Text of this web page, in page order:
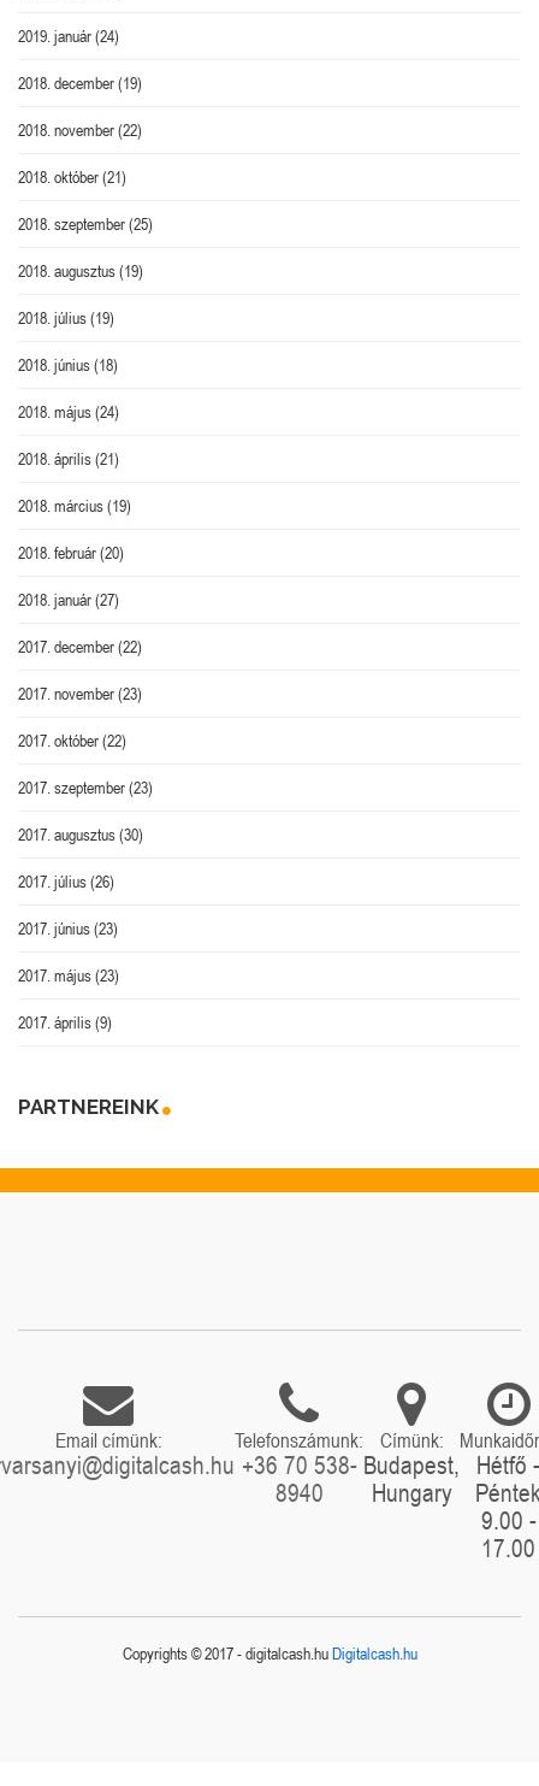
2019. január(24)
2018. december(19)
2018. november(22)
2018. október(21)
2018. szeptember(25)
2018. augusztus(19)
2018. július(19)
2018. június(18)
2018. május(24)
2018. április(21)
2018. március(19)
2018. február(20)
2018. január(27)
2017. december(22)
2017. november(23)
2017. október(22)
2017. szeptember(23)
2017. augusztus(30)
2017. július(26)
2017. június(23)
2017. május(23)
2017. április(9)
PARTNEREINK
Email címünk: Telefonszámunk:
+36 70 538-
8940
Címünk:
Budapest,
Hungary
Hétfő -
9.00 -
17.00
Copyrights © 2017 - digitalcash.huDigitalcash.hu